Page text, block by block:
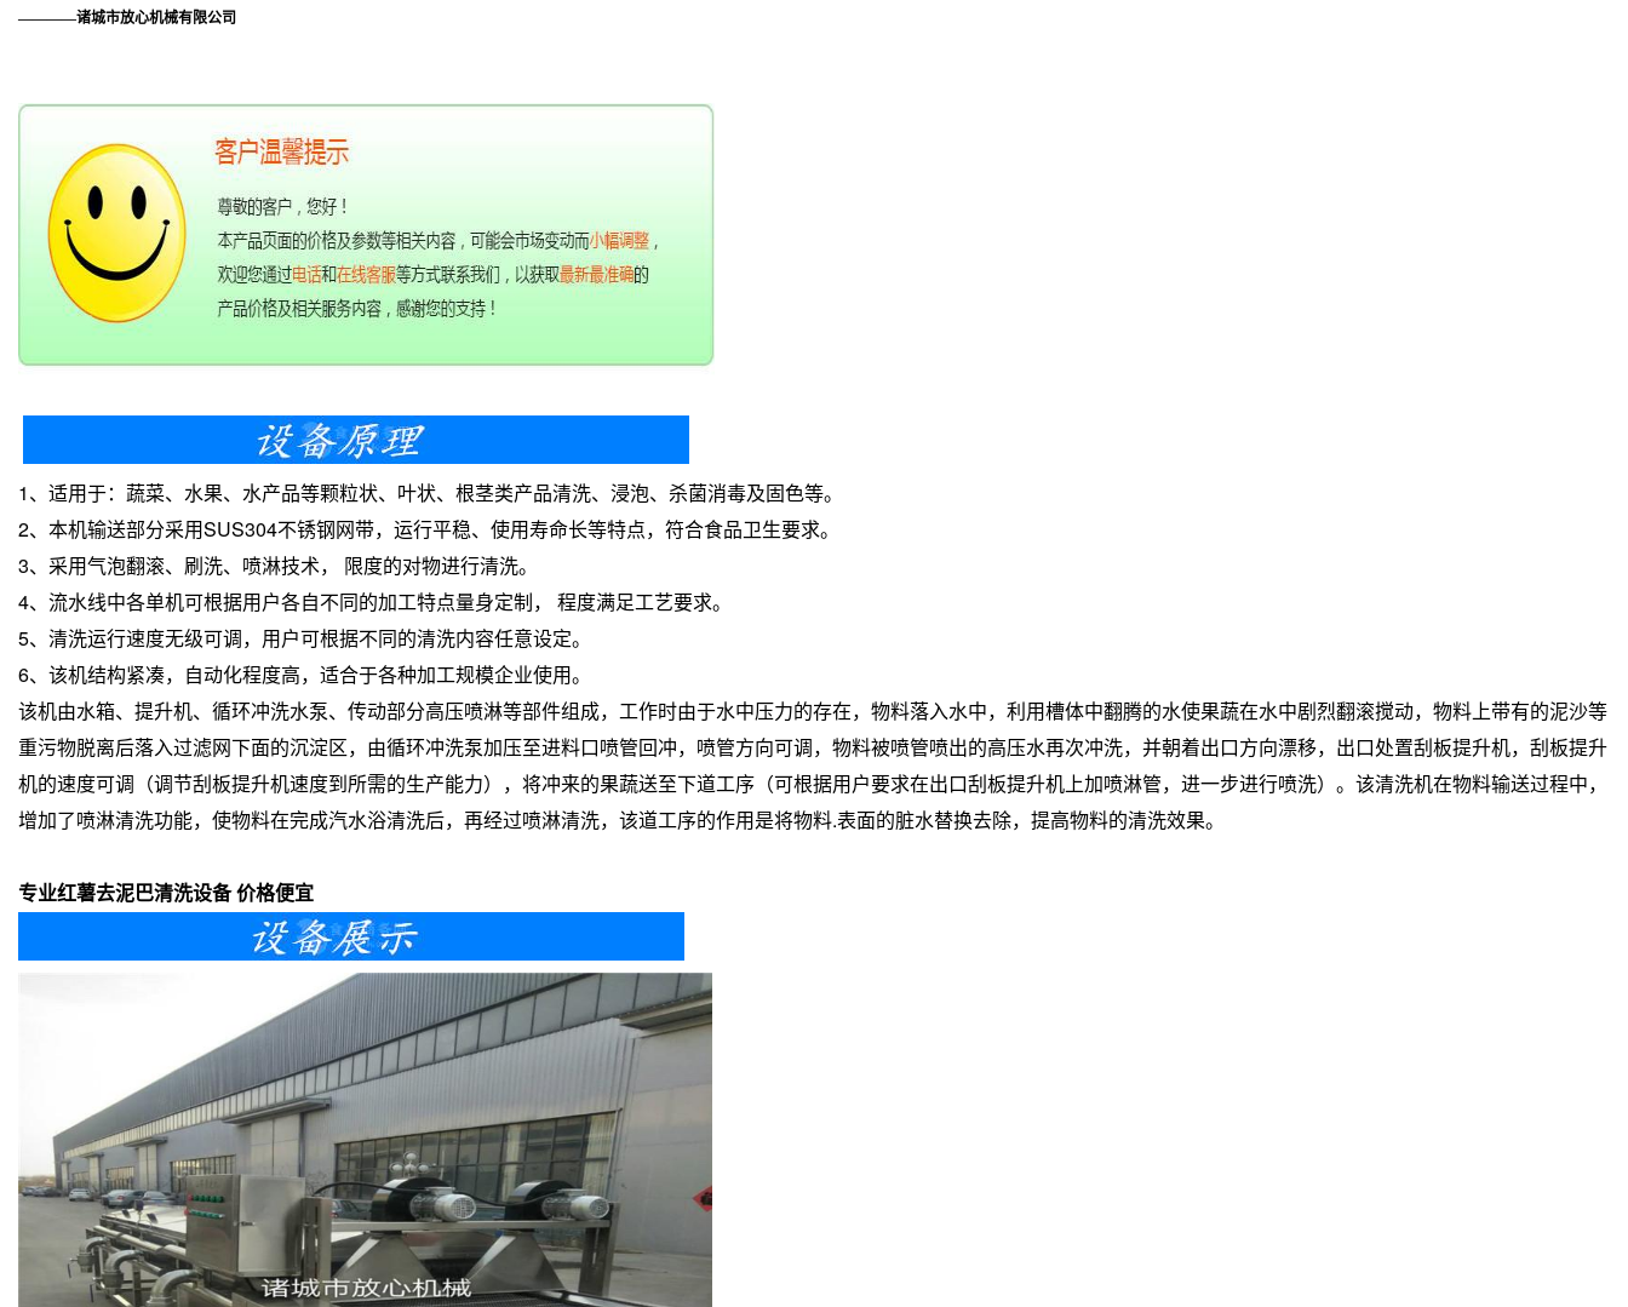
————诸城市放心机械有限公司
1、适用于：蔬菜、水果、水产品等颗粒状、叶状、根茎类产品清洗、浸泡、杀菌消毒及固色等。
2、本机输送部分采用SUS304不锈钢网带，运行平稳、使用寿命长等特点，符合食品卫生要求。
3、采用气泡翻滚、刷洗、喷淋技术， 限度的对物进行清洗。
4、流水线中各单机可根据用户各自不同的加工特点量身定制， 程度满足工艺要求。
5、清洗运行速度无级可调，用户可根据不同的清洗内容任意设定。
6、该机结构紧凑，自动化程度高，适合于各种加工规模企业使用。
该机由水箱、提升机、循环冲洗水泵、传动部分高压喷淋等部件组成，工作时由于水中压力的存在，物料落入水中，利用槽体中翻腾的水使果蔬在水中剧烈翻滚搅动，物料上带有的泥沙等
重污物脱离后落入过滤网下面的沉淀区，由循环冲洗泵加压至进料口喷管回冲，喷管方向可调，物料被喷管喷出的高压水再次冲洗，并朝着出口方向漂移，出口处置刮板提升机，刮板提升
机的速度可调（调节刮板提升机速度到所需的生产能力），将冲来的果蔬送至下道工序（可根据用户要求在出口刮板提升机上加喷淋管，进一步进行喷洗）。该清洗机在物料输送过程中，
增加了喷淋清洗功能，使物料在完成汽水浴清洗后，再经过喷淋清洗，该道工序的作用是将物料.表面的脏水替换去除，提高物料的清洗效果。
专业红薯去泥巴清洗设备 价格便宜